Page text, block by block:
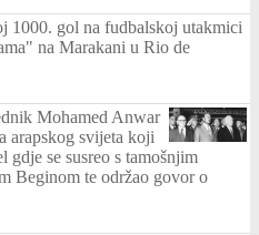
1000. gol na fudbalskoj utakmici
na Marakani u Rio de
Mohamed Anwar
arapskog svijeta koji
gdje se susreo s tamošnjim
Beginom te održao govor o